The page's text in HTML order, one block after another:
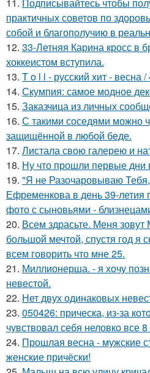
11. Подписывайтесь чтобы
практичных советов по
собой и благополучию в
12. 33-Летняя Карина кросс в
хоккеистом вступила.
13. T o l l - русский хит - весна
14. Скумпия: самое модное
15. Заказчица из личных
16. С такими соседями можно
защищённой в любой беде.
17. Листала свою галерею и
18. Ну что прошли первые дни
19. "Я не Разочаровываю
Ефременкова в день 39-летия
фото с сыновьями -
20. Всем здрасьте. Меня зовут
большой мечтой, спустя год я
всем говорить что мне 25.
21. Миллионерша. - я хочу
невестой.
22. Нет двух одинаковых
23. 050426: прическа, из-за
чувствовал себя неловко все
24. Прошлая весна - мужские
женские причёски!